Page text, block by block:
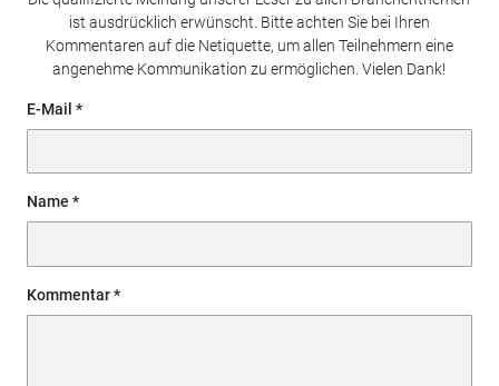
ist ausdrücklich erwünscht. Bitte achten Sie bei Ihren
Kommentaren auf die Netiquette, um allen Teilnehmern eine
angenehme Kommunikation zu ermöglichen. Vielen Dank!
E-Mail
Name
Kommentar